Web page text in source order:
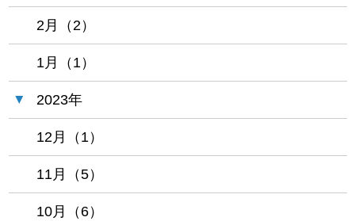
2月（2）
1月（1）
2023年
12月（1）
11月（5）
10月（6）